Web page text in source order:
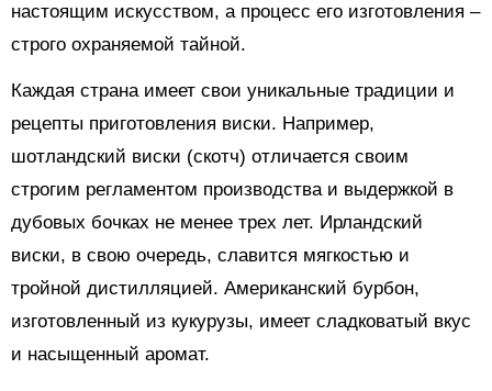
настоящим искусством, а процесс его изготовления –
строго охраняемой тайной.
Каждая страна имеет свои уникальные традиции и
рецепты приготовления виски. Например,
шотландский виски (скотч) отличается своим
строгим регламентом производства и выдержкой в
дубовых бочках не менее трех лет. Ирландский
виски, в свою очередь, славится мягкостью и
тройной дистилляцией. Американский бурбон,
изготовленный из кукурузы, имеет сладковатый вкус
и насыщенный аромат.